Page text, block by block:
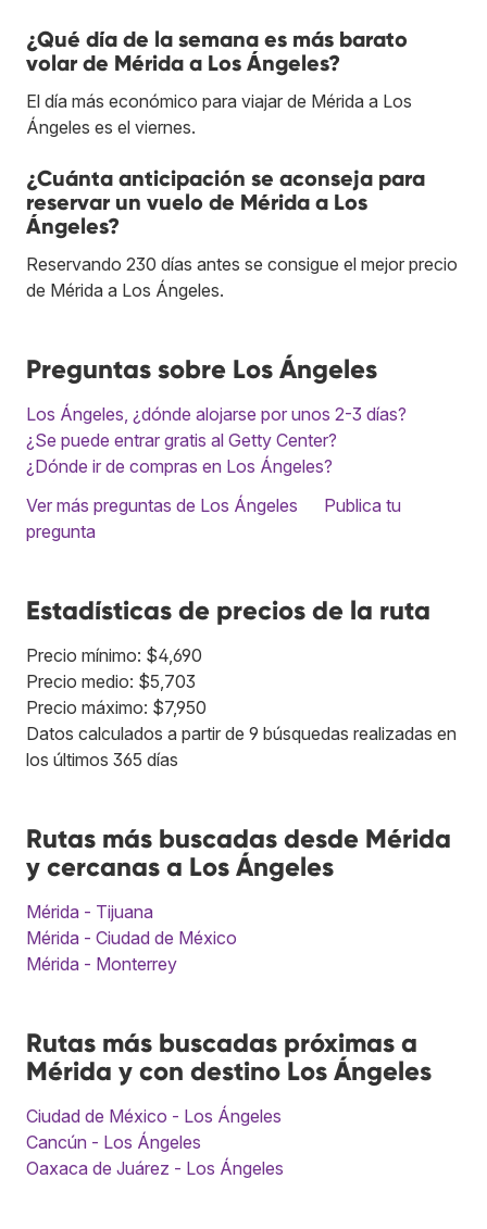
¿Qué día de la semana es más barato
volar de Mérida a Los Ángeles?
El día más económico para viajar de Mérida a Los
Ángeles es el viernes.
¿Cuánta anticipación se aconseja para
reservar un vuelo de Mérida a Los
Ángeles?
Reservando 230 días antes se consigue el mejor precio
de Mérida a Los Ángeles.
Preguntas sobre Los Ángeles
Los Ángeles, ¿dónde alojarse por unos 2-3 días?
¿Se puede entrar gratis al Getty Center?
¿Dónde ir de compras en Los Ángeles?
Ver más preguntas de Los Ángeles
Publica tu
pregunta
Estadísticas de precios de la ruta
Precio mínimo: $4,690
Precio medio: $5,703
Precio máximo: $7,950
Datos calculados a partir de 9 búsquedas realizadas en
los últimos 365 días
Rutas más buscadas desde Mérida
y cercanas a Los Ángeles
Mérida - Tijuana
Mérida - Ciudad de México
Mérida - Monterrey
Rutas más buscadas próximas a
Mérida y con destino Los Ángeles
Ciudad de México - Los Ángeles
Cancún - Los Ángeles
Oaxaca de Juárez - Los Ángeles